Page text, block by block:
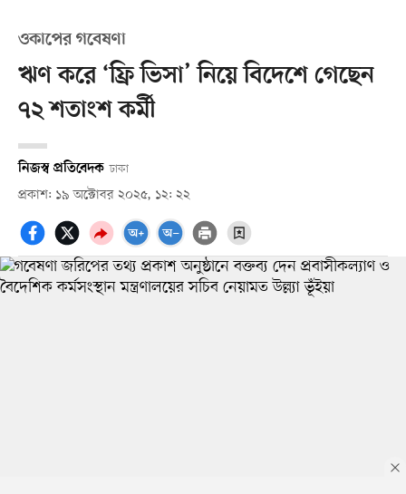
ওকাপের গবেষণা
ঋণ করে ‘ফ্রি ভিসা’ নিয়ে বিদেশে গেছেন
৭২ শতাংশ কর্মী
নিজস্ব প্রতিবেদক ঢাকা
প্রকাশ: ১৯ অক্টোবর ২০২৫, ১২: ২২